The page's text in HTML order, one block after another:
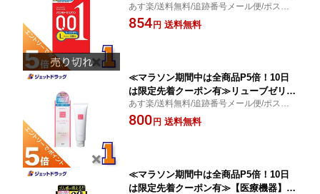
カモトゼロワン たっぷりゼリー Lサイ
ズ 3個入 ×1個〔避妊具〕
あす楽/送料無料/追跡番号メール便/ポスト
投函/均一なうすさ0.01/オカモトコンドーム
ズ
854円 送料無料
≪マラソン期間中は全商品P5倍！10日
は限定先着クーポン有≫リューブゼリー
55g ×1個〔潤滑ゼリー〕
あす楽/送料無料/追跡番号メール便/ポスト
投函/べたつかない/ジェクス
800円 送料無料
≪マラソン期間中は全商品P5倍！10日
は限定先着クーポン有≫【医療機器】ジ